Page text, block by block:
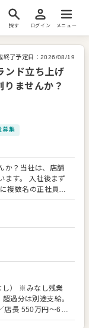
探す ログイン メニュー
終了予定日： 2026/08/19
ンド立ち上げ
りませんか？
募集
か？当社は、店舗
ます。 入社後まず
複数名の正社員が
ポートします。 店
売上管理、スタ
開予定。成長企業
おすすめ
あなたのアイデア
常駐しているた
ドを続々展開予
です。
し） ※みなし残業
過分は別途支給。
店長 550万円～650
上／課長